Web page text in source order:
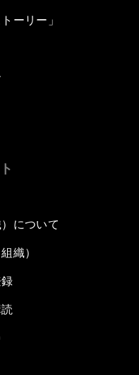
ーリー」
について
織）